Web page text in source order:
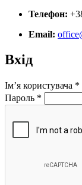
Телефон:
Email:
Вхід
Ім’я користувача *
Пароль *